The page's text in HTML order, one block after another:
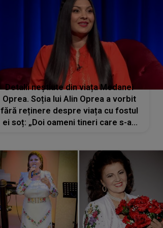
Detalii neștiute din viața Medanei
Oprea. Soția lui Alin Oprea a vorbit
fără reținere despre viața cu fostul
ei soț: „Doi oameni tineri care s-au